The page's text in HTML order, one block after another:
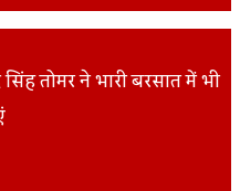
सिंह तोमर ने भारी बरसात में भी